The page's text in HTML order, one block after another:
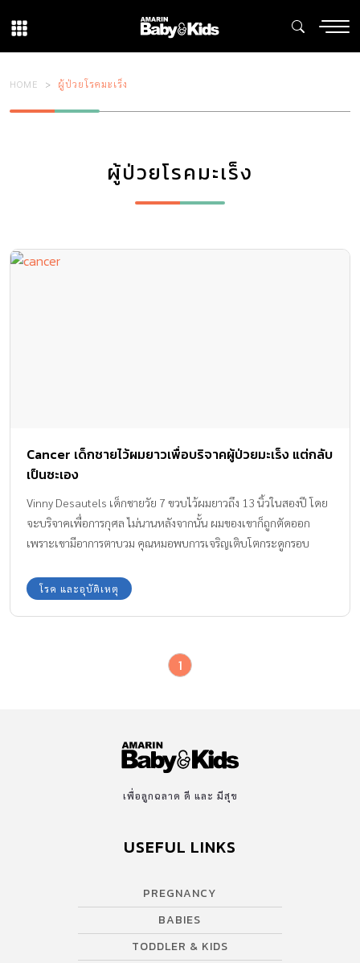
HOME ผู้ป่วยโรคมะเร็ง
ผู้ป่วยโรคมะเร็ง
Cancer เด็กชายไว้ผมยาวเพื่อบริจาคผู้ป่วยมะเร็ง แต่กลับ
เป็นซะเอง
Vinny Desautels เด็กชายวัย 7 ขวบไว้ผมยาวถึง 13 นิ้วในสองปี โดย
จะบริจาคเพื่อการกุศล ไม่นานหลังจากนั้น ผมของเขาก็ถูกตัดออก
เพราะเขามีอาการตาบวม คุณหมอพบการเจริญเติบโตกระดูกรอบ
ขั้นที่ 4โรค และอุบัติเหตุ
1
เพื่อลูกฉลาด ดี และ มีสุข
USEFUL LINKS
PREGNANCY
BABIES
TODDLER & KIDS